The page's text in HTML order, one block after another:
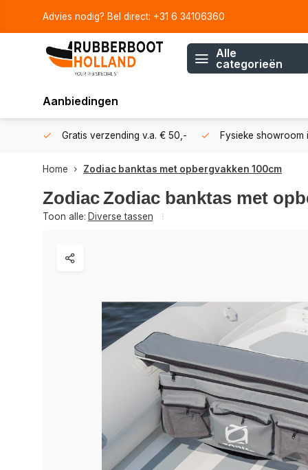
Advies nodig? Bel direct: +31 6 34106360
Alle
categorieën
Aanbiedingen
Gratis verzending v.a. € 50,- Fysieke showroom
Home Zodiac banktas met opbergvakken 100cm
ZodiacZodiac banktas met
Toon alle: Diverse tassen